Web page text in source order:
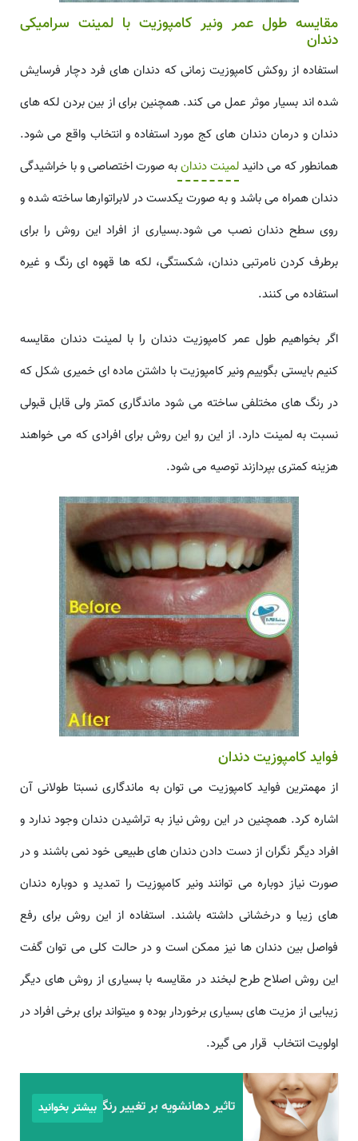
مقایسه طول عمر ونیر کامپوزیت با لمینت سرامیکی
دندان
استفاده از روکش کامپوزیت زمانی که دندان های فرد دچار فرسایش
شده اند بسیار موثر عمل می کند. همچنین برای از بین بردن لکه های
دندان و درمان دندان های کج مورد استفاده و انتخاب واقع می شود.
همانطور که می دانیدلمینت دندانبه صورت اختصاصی و با خراشیدگی
دندان همراه می باشد و به صورت یکدست در لابراتوارها ساخته شده و
روی سطح دندان نصب می شود.بسیاری از افراد این روش را برای
برطرف کردن نامرتبی دندان، شکستگی، لکه ها قهوه ای رنگ و غیره
استفاده می کنند.
اگر بخواهیم طول عمر کامپوزیت دندان را با لمینت دندان مقایسه
کنیم بایستی بگوییم ونیر کامپوزیت با داشتن ماده ای خمیری شکل که
در رنگ های مختلفی ساخته می شود ماندگاری کمتر ولی قابل قبولی
نسبت به لمینت دارد. از این رو این روش برای افرادی که می خواهند
هزینه کمتری بپردازند توصیه می شود.
فواید کامپوزیت دندان
از مهمترین فواید کامپوزیت می توان به ماندگاری نسبتا طولانی آن
اشاره کرد. همچنین در این روش نیاز به تراشیدن دندان وجود ندارد و
افراد دیگر نگران از دست دادن دندان های طبیعی خود نمی باشند و در
صورت نیاز دوباره می توانند ونیر کامپوزیت را تمدید و دوباره دندان
های زیبا و درخشانی داشته باشند. استفاده از این روش برای رفع
فواصل بین دندان ها نیز ممکن است و در حالت کلی می توان گفت
این روش اصلاح طرح لبخند در مقایسه با بسیاری از روش های دیگر
زیبایی از مزیت های بسیاری برخوردار بوده و میتواند برای برخی افراد در
اولویت انتخاب قرار می گیرد.
تاثیر دهانشویه بر تغییر رنگ دندان
بیشتر بخوانید